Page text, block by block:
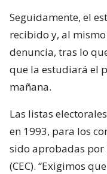
Seguidamente, el
recibido y, al
denuncia, tras lo
que la estudiará el
mañana.
Las listas
en 1993, para los
sido aprobadas por
(CEC). “Exigimos